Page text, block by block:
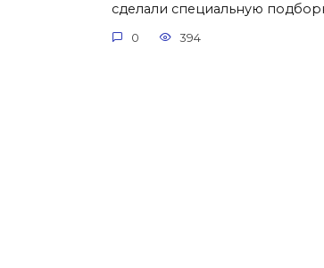
сделали специальную
0 394